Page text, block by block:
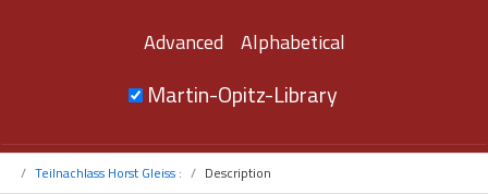
Advanced Alphabetical
Martin-Opitz-Library
Teilnachlass Horst Gleiss : Description